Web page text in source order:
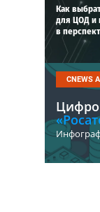
Как
для ЦОД и
в
CNEWS